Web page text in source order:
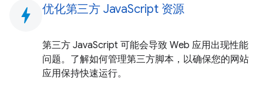
bolt 优化第三方 JavaScript 资源
第三方 JavaScript 可能会导致 Web 应用出现性能
问题。了解如何管理第三方脚本，以确保您的网站
应用保持快速运行。